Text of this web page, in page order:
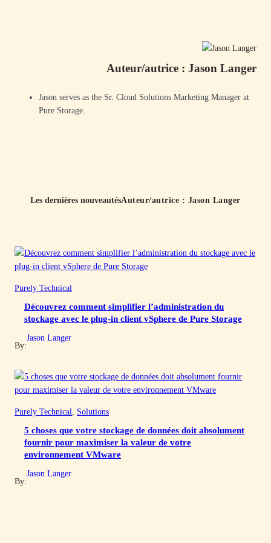
Auteur/autrice : Jason Langer
Jason serves as the Sr. Cloud Solutions Marketing Manager at
Pure Storage.
Les dernières nouveautésAuteur/autrice : Jason Langer
Purely Technical
Découvrez comment simplifier l’administration du
stockage avec le plug-in client vSphere de Pure Storage
By:
Jason Langer
Purely Technical
Solutions
5 choses que votre stockage de données doit absolument
fournir pour maximiser la valeur de votre
environnement VMware
By:
Jason Langer